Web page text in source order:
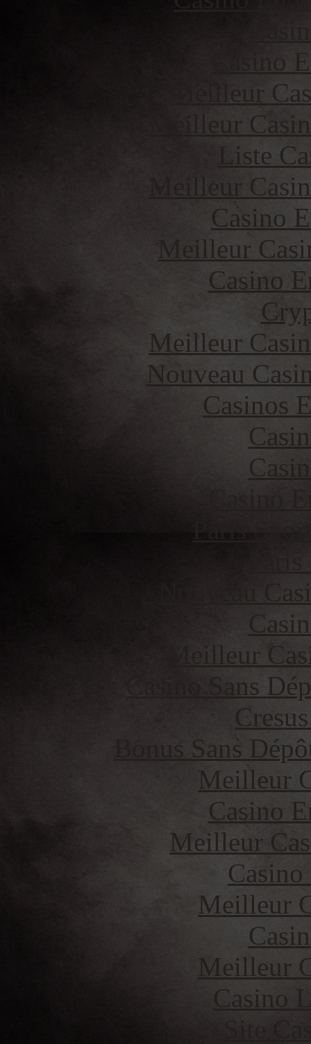
Casino
Meilleur
Meilleur
Liste
Meilleur
Casino
Meilleur
Casino
Meilleur
Nouveau
Casinos
Paris
Nouveau
Meilleur
Casino Sans
Bonus Sans
Meilleur
Casino
Meilleur
Meilleur
Meilleur
Casino